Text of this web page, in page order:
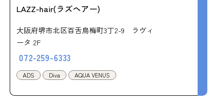
LAZZ-hair(ラズヘアー)
大阪府堺市北区百舌鳥梅町3丁2-9 ラヴィ
ータ 2F
072-259-6333
ADS Diva AQUA VENUS